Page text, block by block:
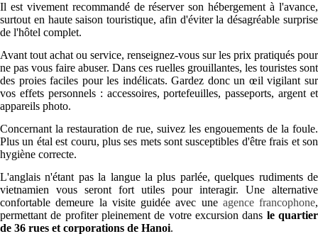
Il est vivement recommandé de réserver son hébergement à l'avance,
surtout en haute saison touristique, afin d'éviter la désagréable surprise
de l'hôtel complet.
Avant tout achat ou service, renseignez-vous sur les prix pratiqués pour
ne pas vous faire abuser. Dans ces ruelles grouillantes, les touristes sont
des proies faciles pour les indélicats. Gardez donc un œil vigilant sur
vos effets personnels : accessoires, portefeuilles, passeports, argent et
appareils photo.
Concernant la restauration de rue, suivez les engouements de la foule.
Plus un étal est couru, plus ses mets sont susceptibles d'être frais et son
hygiène correcte.
L'anglais n'étant pas la langue la plus parlée, quelques rudiments de
vietnamien vous seront fort utiles pour interagir. Une alternative
confortable demeure la visite guidée avec une agence francophone,
permettant de profiter pleinement de votre excursion dans le quartier
de 36 rues et corporations de Hanoi.